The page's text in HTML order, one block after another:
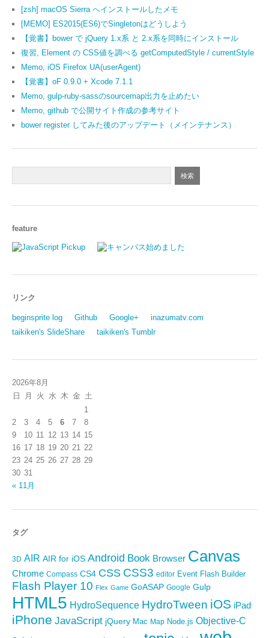
[zsh] macOS Sierra へインストールしたメモ
[MEMO] ES2015(ES6)でSingletonはどうしよう
【覚書】bower で jQuery 1.x系 と 2.x系を同時にインストール
復習, Element の CSS値を調べる getComputedStyle / currentStyle
Memo, iOS Firefox UA(userAgent)
【覚書】oF 0.9.0 + Xcode 7.1.1
Memo, gulp-ruby-sassのsourcemap出力を止めたい
Memo, github で公開サイト作成の参考サイト
bower register してみた後のアップデート（メインテナンス）
feature
リンク
beginsprite log Github Google+
inazumatv.com
taikiken's SlideShare
taikiken's Tumblr
2026年8月
日
月 火 水 木 金 土
1
2
3 4 5 6 7
8
9
10 11 12 13 14 15
16 17 18 19 20 21 22
23 24 25 26 27 28 29
30 31
« 11月
タグ
3D AIR AIR for iOS Android Book Browser Canvas
Chrome Compass CS4 CSS CSS3 editor Event Flash Builder
Flash Player 10 Flex Game GoASAP Google Gulp
HTML5 HydroSequence HydroTween iOS iPad
iPhone JavaScript jQuery Mac Map Node.js Objective-C